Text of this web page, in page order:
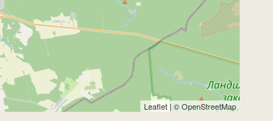
Leaflet | ©OpenStreetMap